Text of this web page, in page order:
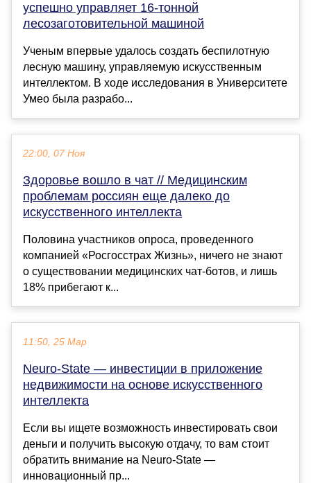
успешно управляет 16-тонной
лесозаготовительной машиной
Ученым впервые удалось создать беспилотную
лесную машину, управляемую искусственным
интеллектом. В ходе исследования в Университете
Умео была разрабо...
22:00, 07 Ноя
Здоровье вошло в чат // Медицинским
проблемам россиян еще далеко до
искусственного интеллекта
Половина участников опроса, проведенного
компанией «Росгосстрах Жизнь», ничего не знают
о существовании медицинских чат-ботов, и лишь
18% прибегают к...
11:50, 25 Мар
Neuro-State — инвестиции в приложение
недвижимости на основе искусственного
интеллекта
Если вы ищете возможность инвестировать свои
деньги и получить высокую отдачу, то вам стоит
обратить внимание на Neuro-State —
инновационный пр...